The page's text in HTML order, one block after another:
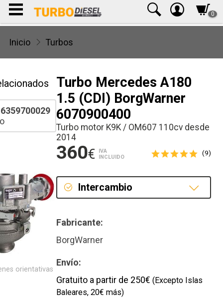
0
Inicio Turbos
Turbo Mercedes A180
1.5 (CDI) BorgWarner
6070900400
Turbo motor K9K / OM607 110cv desde
2014
360€
IVA
INCLUIDO
(9)
Intercambio
Reconstrucción
Fabricante:
BorgWarner
Envío:
Gratuito a partir de 250€ (Excepto Islas
Baleares, 20€ más)
orientativas